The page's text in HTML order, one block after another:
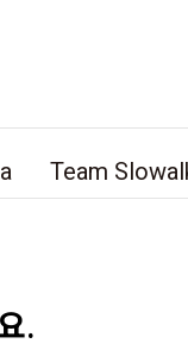
Team
.